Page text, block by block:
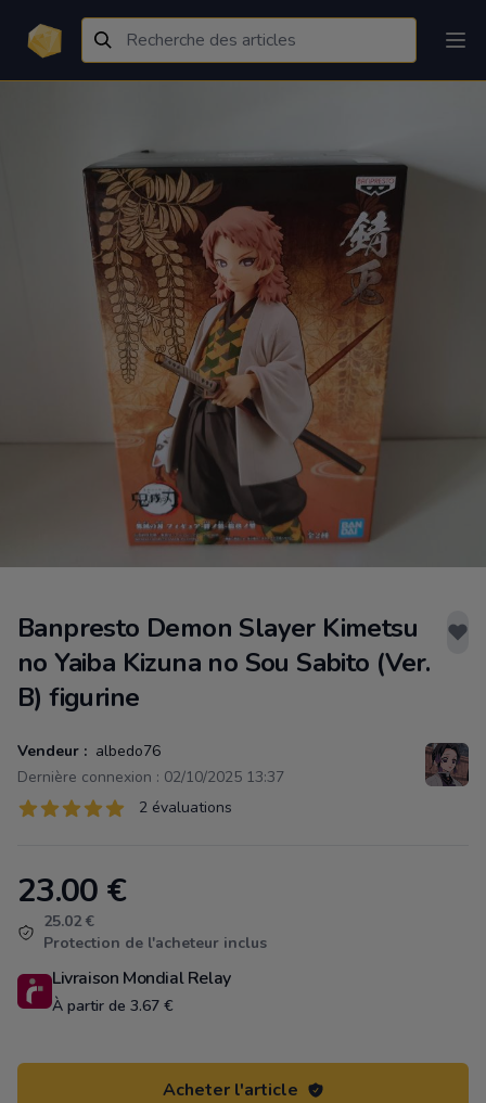
Banpresto Demon Slayer Kimetsu
no Yaiba Kizuna no Sou Sabito (Ver.
B) figurine
Vendeur : albedo76
Dernière connexion : 02/10/2025 13:37
Évaluations
2 sur 5 étoiles 2 évaluations
Product information
23.00 €
25.02 €
Protection de l'acheteur inclus
Livraison Mondial Relay
À partir de 3.67 €
Acheter l'article